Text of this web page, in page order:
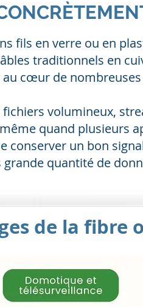
fils en verre ou en
traditionnels en
cœur de
volumineux,
quand plusieurs
un bon
quantité de
de la fibre